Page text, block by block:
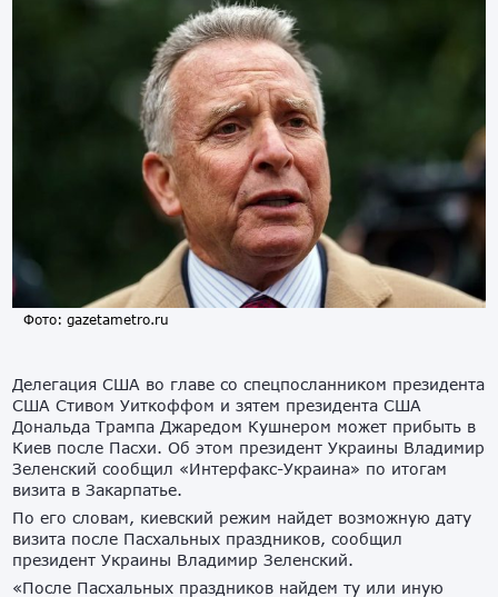
Фото: gazetametro.ru
Делегация США во главе со спецпосланником президента
США Стивом Уиткоффом и зятем президента США
Дональда Трампа Джаредом Кушнером может прибыть в
Киев после Пасхи. Об этом президент Украины Владимир
Зеленский сообщил «Интерфакс-Украина» по итогам
визита в Закарпатье.
По его словам, киевский режим найдет возможную дату
визита после Пасхальных праздников, сообщил
президент Украины Владимир Зеленский.
«После Пасхальных праздников найдем ту или иную